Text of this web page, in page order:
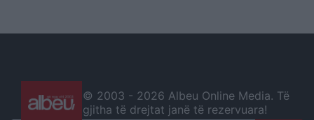
© 2003 - 2026 Albeu Online Media. Të
gjitha të drejtat janë të rezervuara!